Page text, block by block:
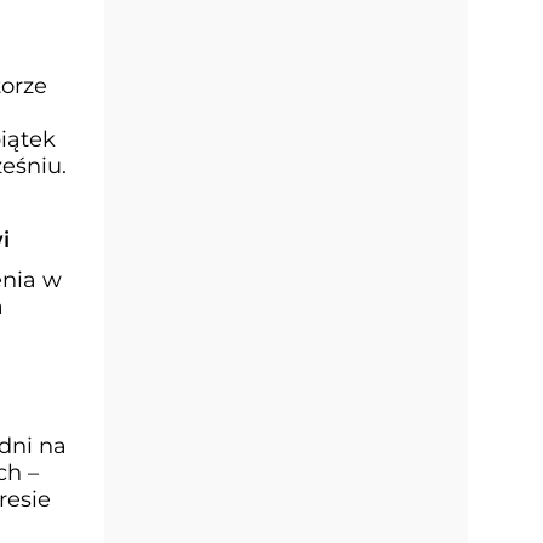
w
na
–